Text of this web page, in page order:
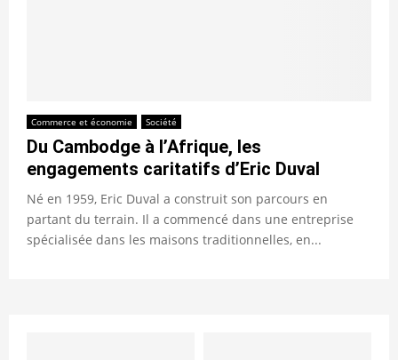
Commerce et économie Société
Du Cambodge à l’Afrique, les
engagements caritatifs d’Eric Duval
Né en 1959, Eric Duval a construit son parcours en
partant du terrain. Il a commencé dans une entreprise
spécialisée dans les maisons traditionnelles, en...